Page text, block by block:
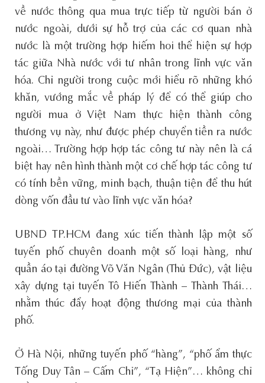
về nước thông qua mua trực tiếp từ người bán ở
nước ngoài, dưới sự hỗ trợ của các cơ quan nhà
nước là một trường hợp hiếm hoi thể hiện sự hợp
tác giữa Nhà nước với tư nhân trong lĩnh vực văn
hóa. Chỉ người trong cuộc mới hiểu rõ những khó
khăn, vướng mắc về pháp lý để có thể giúp cho
người mua ở Việt Nam thực hiện thành công
thương vụ này, như được phép chuyển tiền ra nước
ngoài… Trường hợp hợp tác công tư này nên là cá
biệt hay nên hình thành một cơ chế hợp tác công tư
có tính bền vững, minh bạch, thuận tiện để thu hút
dòng vốn đầu tư vào lĩnh vực văn hóa?
UBND TP.HCM đang xúc tiến thành lập một số
tuyến phố chuyên doanh một số loại hàng, như
quần áo tại đường Võ Văn Ngân (Thủ Đức), vật liệu
xây dựng tại tuyến Tô Hiến Thành – Thành Thái…
nhằm thúc đẩy hoạt động thương mại của thành
phố.
Ở Hà Nội, những tuyến phố “hàng”, “phố ẩm thực
Tống Duy Tân – Cấm Chỉ”, “Tạ Hiện”… không chỉ